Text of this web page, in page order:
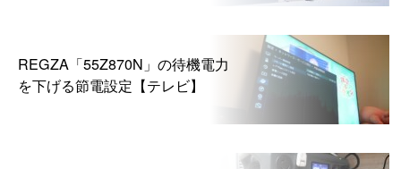
REGZA「55Z870N」の待機電力
を下げる節電設定【テレビ】